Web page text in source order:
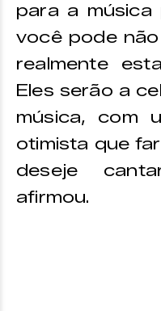
para a música
você pode
realmente
Eles serão a
música, com
otimista que
deseje
afirmou.